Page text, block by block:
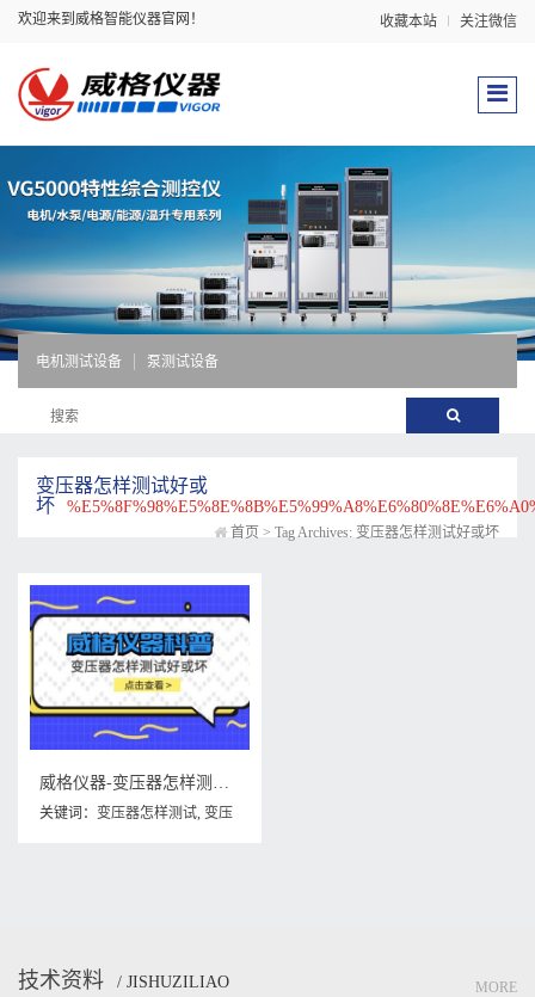
欢迎来到威格智能仪器官网！ 收藏本站 关注微信
电机测试设备 泵测试设备
变压器怎样测试好或
坏
首页 > Tag Archives: 变压器怎样测试好或坏
威格仪器-变压器怎样测试好或坏
关键词： 变压器怎样测试, 变压
技术资料 / JISHUZILIAO MORE